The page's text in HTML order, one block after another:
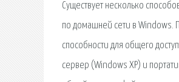
Существует несколько
по домашней сети в Windows.
способности для общего
сервер (Windows XP) и